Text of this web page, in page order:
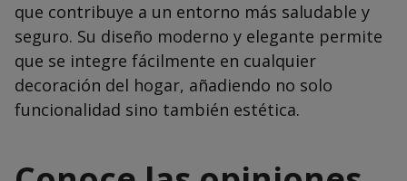
que contribuye a un entorno más saludable y
seguro. Su diseño moderno y elegante permite
que se integre fácilmente en cualquier
decoración del hogar, añadiendo no solo
funcionalidad sino también estética.